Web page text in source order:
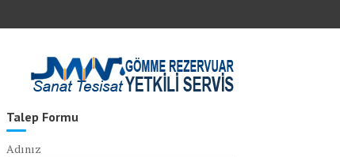
Talep Formu
Adınız